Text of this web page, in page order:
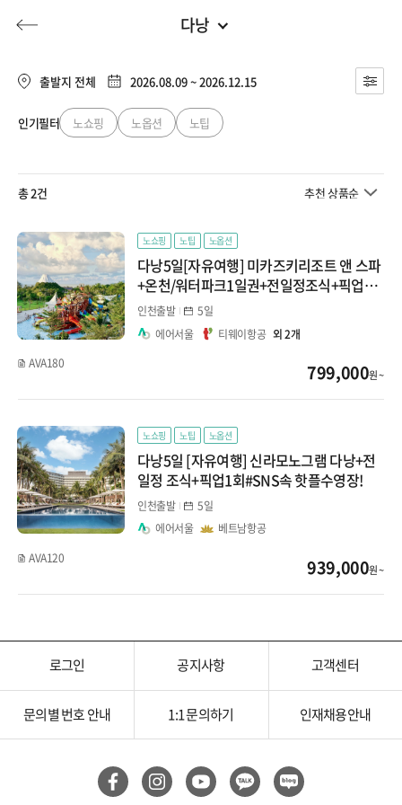
허니문 기획전/홈쇼핑 이벤트/혜택
투어플랜
허니문
다낭
유럽
동남아
일본
대만/홍콩/마카오
몰디브
지방출발
베트남
푸꾸옥
태국
방콕
치앙마이
싱가포르
말레이시아
코타키나발루
출발지 전체 2026.08.09 ~ 2026.12.15
인기필터 노쇼핑 노옵션 노팁
총 2건 추천 상품순
노쇼핑 노팁 노옵션
다낭5일[자유여행] 미카즈키리조트 앤 스파
+온천/워터파크1일권+전일정조식+픽업1
회#다낭속일본키즈프렌들리
인천출발
5일
에어서울
티웨이항공 외 2개
AVA180
799,000원 ~
노쇼핑 노팁 노옵션
다낭5일 [자유여행] 신라모노그램 다낭+전
일정 조식+픽업1회#SNS속 핫플수영장!
인천출발
5일
에어서울
베트남항공
AVA120
939,000원 ~
로그인 공지사항 고객센터
문의별 번호 안내 1:1 문의하기 인재채용안내